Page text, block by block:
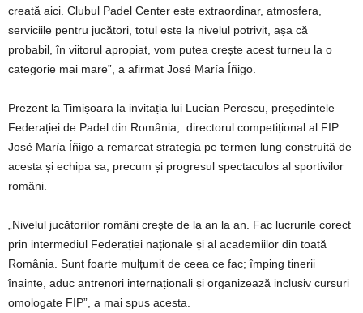
creată aici. Clubul Padel Center este extraordinar, atmosfera,
serviciile pentru jucători, totul este la nivelul potrivit, așa că
probabil, în viitorul apropiat, vom putea crește acest turneu la o
categorie mai mare”, a afirmat José María Íñigo.
Prezent la Timișoara la invitația lui Lucian Perescu, președintele
Federației de Padel din România, directorul competițional al FIP
José María Íñigo a remarcat strategia pe termen lung construită de
acesta și echipa sa, precum și progresul spectaculos al sportivilor
români.
„Nivelul jucătorilor români crește de la an la an. Fac lucrurile corect
prin intermediul Federației naționale și al academiilor din toată
România. Sunt foarte mulțumit de ceea ce fac; împing tinerii
înainte, aduc antrenori internaționali și organizează inclusiv cursuri
omologate FIP”, a mai spus acesta.